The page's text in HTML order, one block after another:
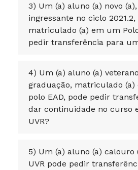
3) Um (a) aluno (a) novo
ingressante no ciclo 2021.2,
matriculado (a) em um
pedir transferência para
4) Um (a) aluno (a)
graduação, matriculado
polo EAD, pode pedir
dar continuidade no curso
UVR?
5) Um (a) aluno (a) calouro
UVR pode pedir